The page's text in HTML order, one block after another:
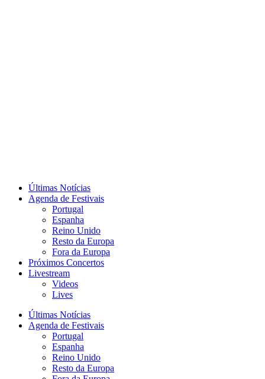
Últimas Notícias
Agenda de Festivais
Portugal
Espanha
Reino Unido
Resto da Europa
Fora da Europa
Próximos Concertos
Livestream
Videos
Lives
Últimas Notícias
Agenda de Festivais
Portugal
Espanha
Reino Unido
Resto da Europa